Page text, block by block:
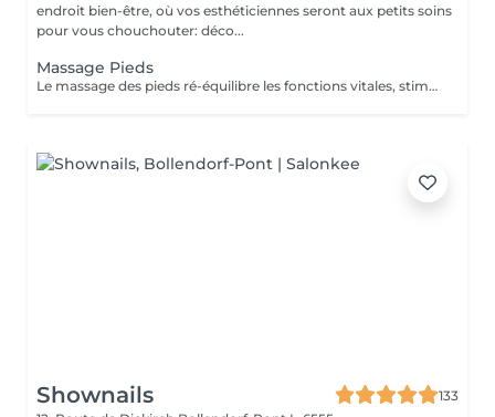
endroit bien-être, où vos esthéticiennes seront aux petits soins
pour vous chouchouter: déco...
Massage Pieds
Le massage des pieds ré-équilibre les fonctions vitales, stimule la circulation sanguine ainsi que le drainage lymphatique. Vos muscles se détendent, les systèmes nerveux sont stimulés.. succombez, profitez d'un moment de détente et de relaxation unique.
Shownails
133